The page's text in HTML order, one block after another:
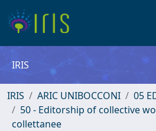
IRIS
IRIS ARIC UNIBOCCONI
05
50 - Editorship of collective
collettanee